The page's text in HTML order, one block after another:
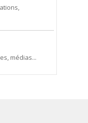
médias...